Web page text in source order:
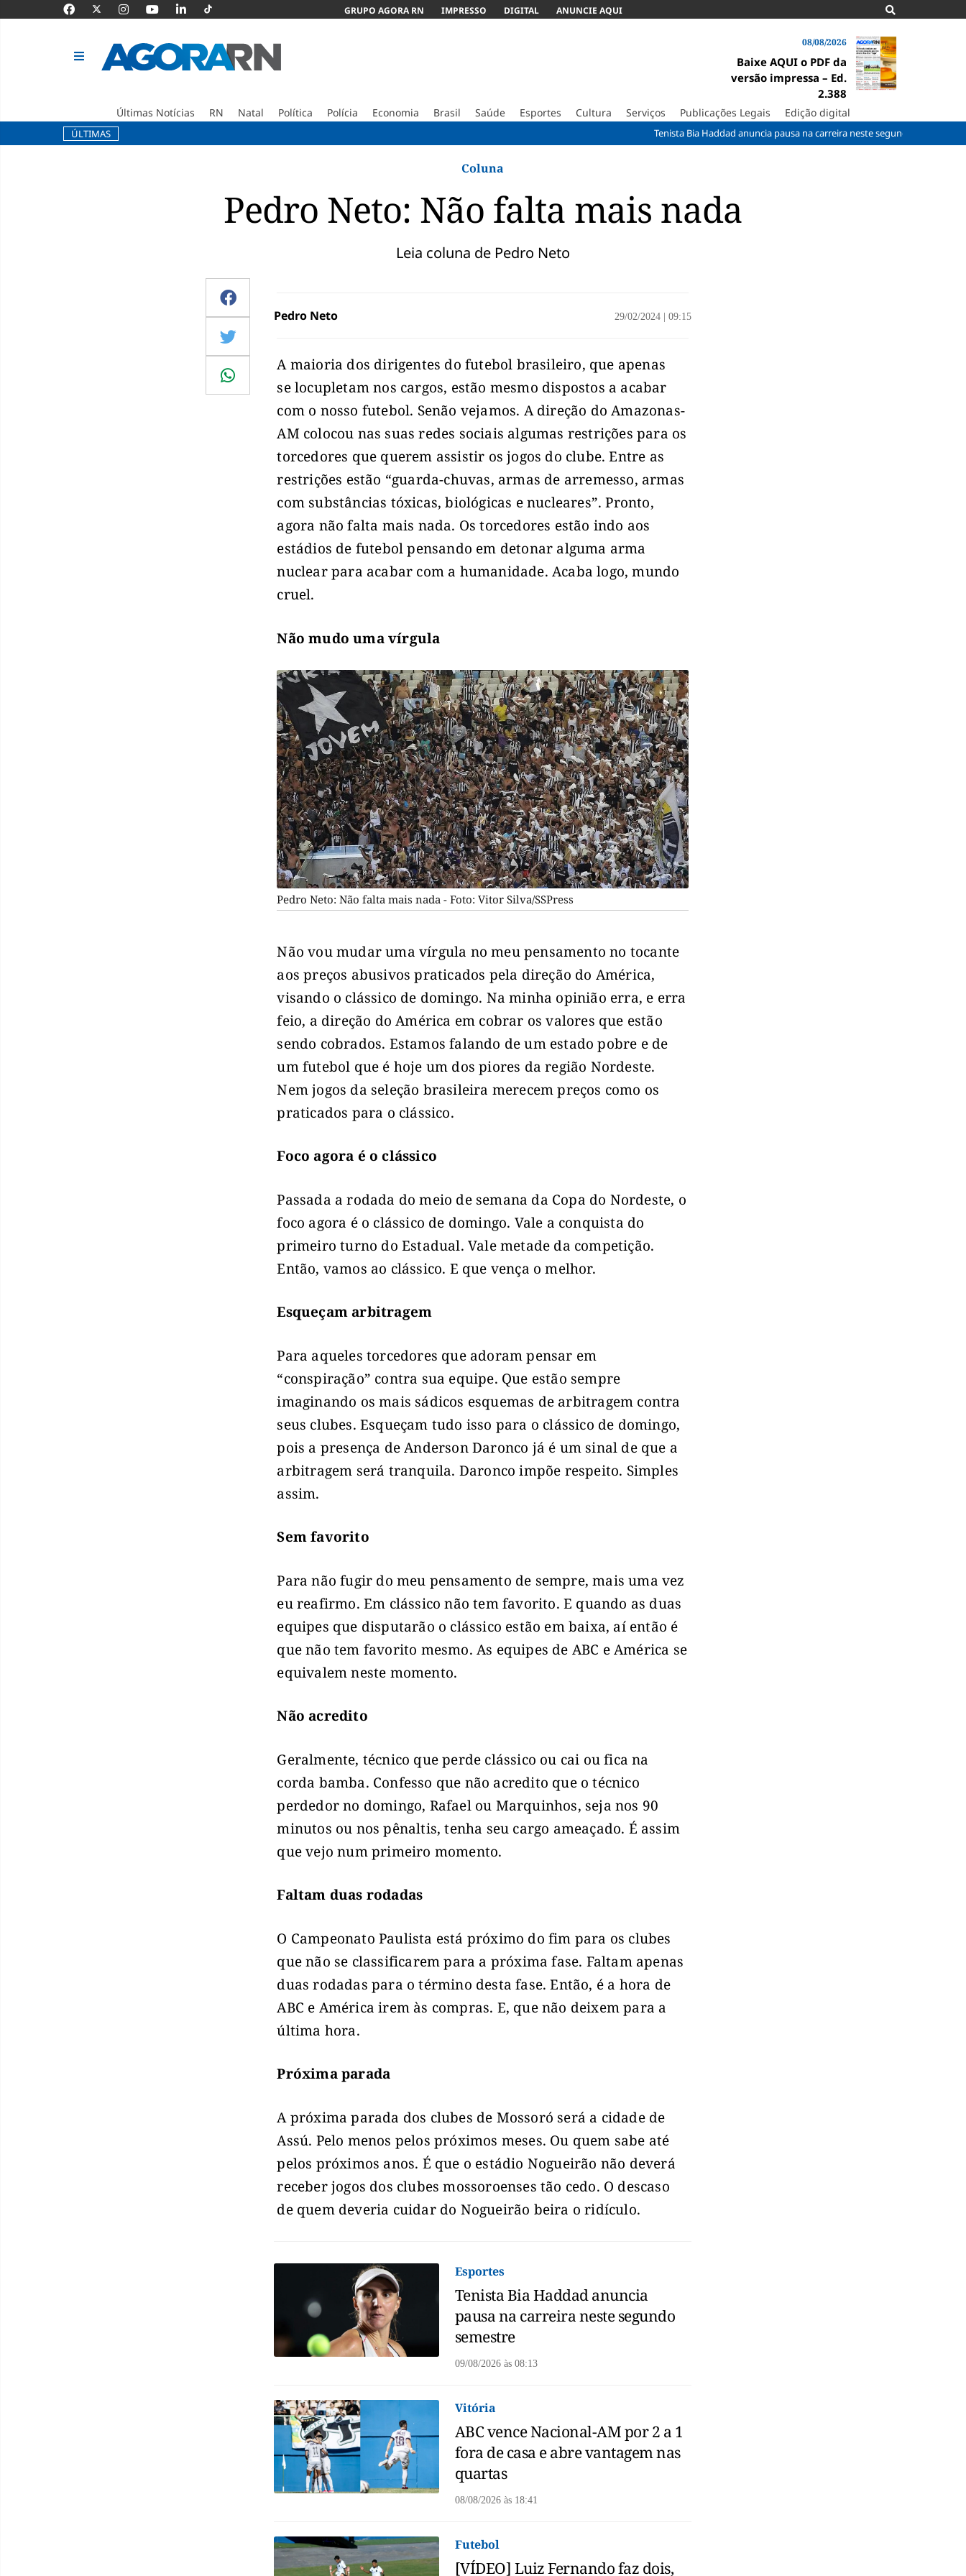
GRUPO AGORA RN IMPRESSO DIGITAL ANUNCIE AQUI
08/08/2026
Baixe AQUI o PDF da
versão impressa – Ed.
2.388
Últimas Notícias RN Natal Política Polícia Economia Brasil Saúde Esportes Cultura Serviços Publicações Legais Edição digital
ÚLTIMAS Tenista Bia Haddad anuncia pausa na carreira neste segundo semestre
Coluna
Pedro Neto: Não falta mais nada
Leia coluna de Pedro Neto
Pedro Neto 29/02/2024 09:15
A maioria dos dirigentes do futebol brasileiro, que apenas
se locupletam nos cargos, estão mesmo dispostos a acabar
com o nosso futebol. Senão vejamos. A direção do Amazonas-
AM colocou nas suas redes sociais algumas restrições para os
torcedores que querem assistir os jogos do clube. Entre as
restrições estão “guarda-chuvas, armas de arremesso, armas
com substâncias tóxicas, biológicas e nucleares”. Pronto,
agora não falta mais nada. Os torcedores estão indo aos
estádios de futebol pensando em detonar alguma arma
nuclear para acabar com a humanidade. Acaba logo, mundo
cruel.
Não mudo uma vírgula
Pedro Neto: Não falta mais nada - Foto: Vitor Silva/SSPress
Não vou mudar uma vírgula no meu pensamento no tocante
aos preços abusivos praticados pela direção do América,
visando o clássico de domingo. Na minha opinião erra, e erra
feio, a direção do América em cobrar os valores que estão
sendo cobrados. Estamos falando de um estado pobre e de
um futebol que é hoje um dos piores da região Nordeste.
Nem jogos da seleção brasileira merecem preços como os
praticados para o clássico.
Foco agora é o clássico
Passada a rodada do meio de semana da Copa do Nordeste, o
foco agora é o clássico de domingo. Vale a conquista do
primeiro turno do Estadual. Vale metade da competição.
Então, vamos ao clássico. E que vença o melhor.
Esqueçam arbitragem
Para aqueles torcedores que adoram pensar em
“conspiração” contra sua equipe. Que estão sempre
imaginando os mais sádicos esquemas de arbitragem contra
seus clubes. Esqueçam tudo isso para o clássico de domingo,
pois a presença de Anderson Daronco já é um sinal de que a
arbitragem será tranquila. Daronco impõe respeito. Simples
assim.
Sem favorito
Para não fugir do meu pensamento de sempre, mais uma vez
eu reafirmo. Em clássico não tem favorito. E quando as duas
equipes que disputarão o clássico estão em baixa, aí então é
que não tem favorito mesmo. As equipes de ABC e América se
equivalem neste momento.
Não acredito
Geralmente, técnico que perde clássico ou cai ou fica na
corda bamba. Confesso que não acredito que o técnico
perdedor no domingo, Rafael ou Marquinhos, seja nos 90
minutos ou nos pênaltis, tenha seu cargo ameaçado. É assim
que vejo num primeiro momento.
Faltam duas rodadas
O Campeonato Paulista está próximo do fim para os clubes
que não se classificarem para a próxima fase. Faltam apenas
duas rodadas para o término desta fase. Então, é a hora de
ABC e América irem às compras. E, que não deixem para a
última hora.
Próxima parada
A próxima parada dos clubes de Mossoró será a cidade de
Assú. Pelo menos pelos próximos meses. Ou quem sabe até
pelos próximos anos. É que o estádio Nogueirão não deverá
receber jogos dos clubes mossoroenses tão cedo. O descaso
de quem deveria cuidar do Nogueirão beira o ridículo.
Esportes
Tenista Bia Haddad anuncia
pausa na carreira neste segundo
semestre
09/08/2026 às08:13
Vitória
ABC vence Nacional-AM por 2 a 1
fora de casa e abre vantagem nas
quartas
08/08/2026 às18:41
Futebol
[VÍDEO] Luiz Fernando faz dois,